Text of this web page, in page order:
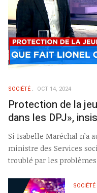
SOCIÉTÉ OCT 14, 2024
Protection de la
dans les DPJ»,
Si Isabelle Maréchal n’a
ministre des Services
troublé par les
SOCIÉTÉ